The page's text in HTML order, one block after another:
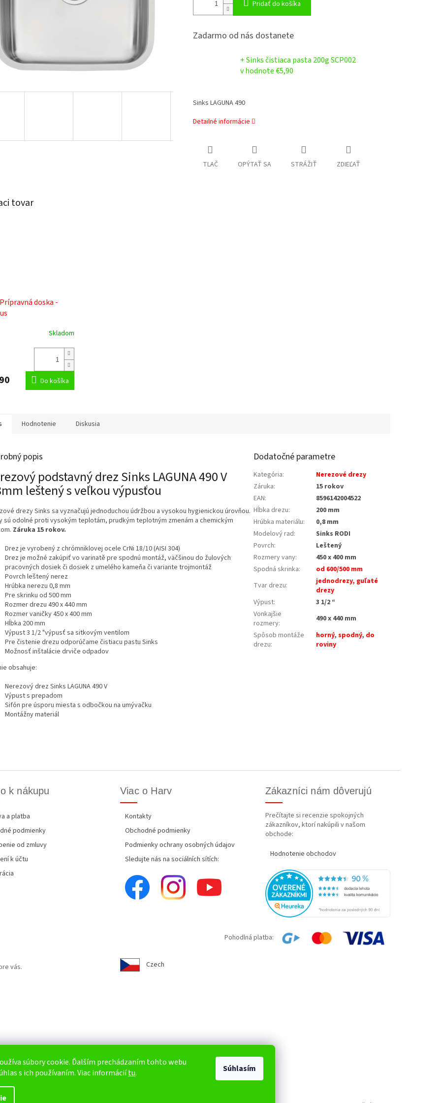
súbory cookie. Ďalším prechádzaním tohto webu
s ich používaním. Viac informáciítu. Súhlasím
Pridať do košíka
Zadarmo od nás dostanete
+ Sinks čistiaca pasta 200g SCP002
v hodnote €5,90
Sinks LAGUNA 490
Detailné informácie
TLAČ OPÝTAŤ SA STRÁŽIŤ ZDIEĽAŤ
tovar
doska -
Skladom
Do košíka
Hodnotenie Diskusia
popis
podstavný drez Sinks LAGUNA 490 V
leštený s veľkou výpusťou
drezy Sinks sa vyznačujú jednoduchou údržbou a vysokou hygienickou úrovňou.
sú odolné proti vysokým teplotám, prudkým teplotným zmenám a chemickým
Záruka 15 rokov.
Drez je vyrobený z chrómniklovej ocele CrNi 18/10 (AISI 304)
Drez je možné zakúpiť vo varinatě pre spodnú montáž, väčšinou do žulových
pracovných dosiek či dosiek z umelého kameňa či variante trojmontáž
Povrch leštený nerez
Hrúbka nerezu 0,8 mm
Pre skrinku od 500 mm
Rozmer drezu 490 x 440 mm
Rozmer vaničky 450 x 400 mm
Hĺbka 200 mm
Výpust 3 1/2 "výpusť sa sitkovým ventilom
Pre čistenie drezu odporúčame čistiacu pastu Sinks
Možnosť inštalácie drviče odpadov
obsahuje:
Nerezový drez Sinks LAGUNA 490 V
Výpust s prepadom
Sifón pre úsporu miesta s odbočkou na umývačku
Montážny materiál
Dodatočné parametre
Kategória:
Nerezové drezy
Záruka:
15 rokov
EAN:
8596142004522
Hĺbka drezu:
200 mm
Hrúbka materiálu:
0,8 mm
Modelový rad:
Sinks RODI
Povrch:
Leštený
Rozmery vany:
450 x 400 mm
Spodná skrinka:
od 600/500 mm
Tvar drezu:
jednodrezy, guľaté
drezy
Výpust:
3 1/2 “
Vonkajšie
rozmery:
490 x 440 mm
Spôsob montáže
drezu:
horný,spodný, do
roviny
k nákupu
a platba
podmienky
od zmluvy
k účtu
Viac o Harv
Kontakty
Obchodné podmienky
Podmienky ochrany osobných údajov
Sledujte nás na sociálních sítích:
Zákazníci nám dôverujú
Prečítajte si recenzie spokojných
zákazníkov, ktorí nakúpili v našom
obchode:
Hodnotenie obchodov
vás.
Pohodlná platba:
Czech